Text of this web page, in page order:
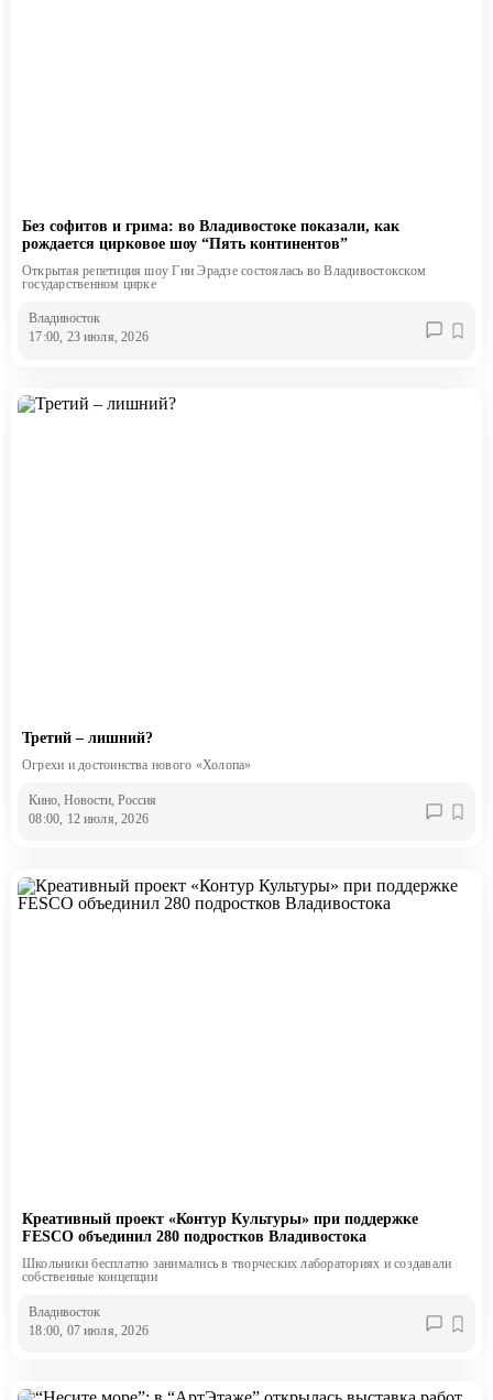
Без софитов и грима: во Владивостоке показали, как
рождается цирковое шоу “Пять континентов”
Открытая репетиция шоу Гии Эрадзе состоялась во Владивостокском
государственном цирке
Владивосток
17:00, 23 июля, 2026
Третий – лишний?
Огрехи и достоинства нового «Холопа»
Кино , Новости , Россия
08:00, 12 июля, 2026
Креативный проект «Контур Культуры» при поддержке
FESCO объединил 280 подростков Владивостока
Школьники бесплатно занимались в творческих лабораториях и создавали
собственные концепции
Владивосток
18:00, 07 июля, 2026